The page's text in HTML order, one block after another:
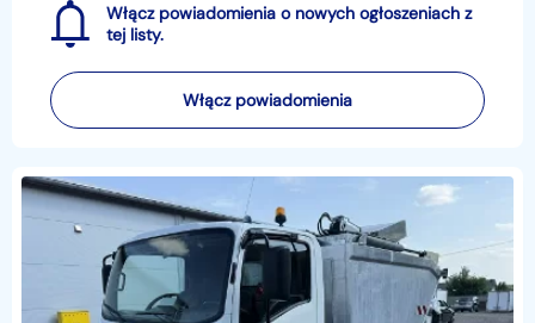
Włącz powiadomienia o nowych ogłoszeniach z
tej listy.
Włącz powiadomienia